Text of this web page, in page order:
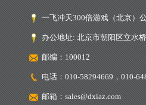
一飞冲天300倍游戏（北京）
办公地址: 北京市朝阳区立水
邮编：100012
电话：010-58294669，010-
邮箱：sales@dxiaz.com